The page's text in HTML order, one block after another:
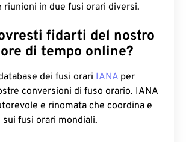
riunioni in due fusi orari diversi.
fidarti del nostro
di tempo online?
dei fusi orari IANA per
conversioni di fuso orario. IANA
e rinomata che coordina e
fusi orari mondiali.